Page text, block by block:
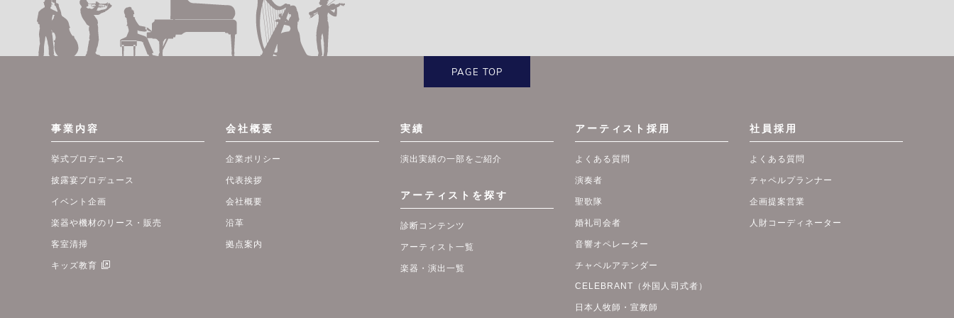
PAGE TOP
事業内容
挙式プロデュース
披露宴プロデュース
イベント企画
楽器や機材のリース・販売
客室清掃
キッズ教育
会社概要
企業ポリシー
代表挨拶
会社概要
沿革
拠点案内
実績
演出実績の一部をご紹介
アーティストを探す
診断コンテンツ
アーティスト一覧
楽器・演出一覧
アーティスト採用
よくある質問
演奏者
聖歌隊
婚礼司会者
音響オペレーター
チャペルアテンダー
CELEBRANT（外国人司式者）
日本人牧師・宣教師
社員採用
よくある質問
チャペルプランナー
企画提案営業
人財コーディネーター